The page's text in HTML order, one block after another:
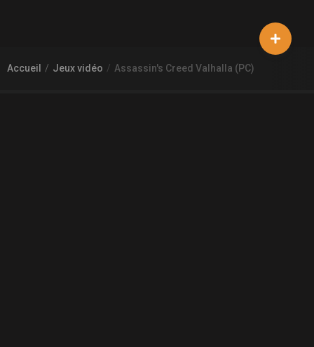
Accueil Jeux vidéo Assassin's Creed Valhalla (PC)